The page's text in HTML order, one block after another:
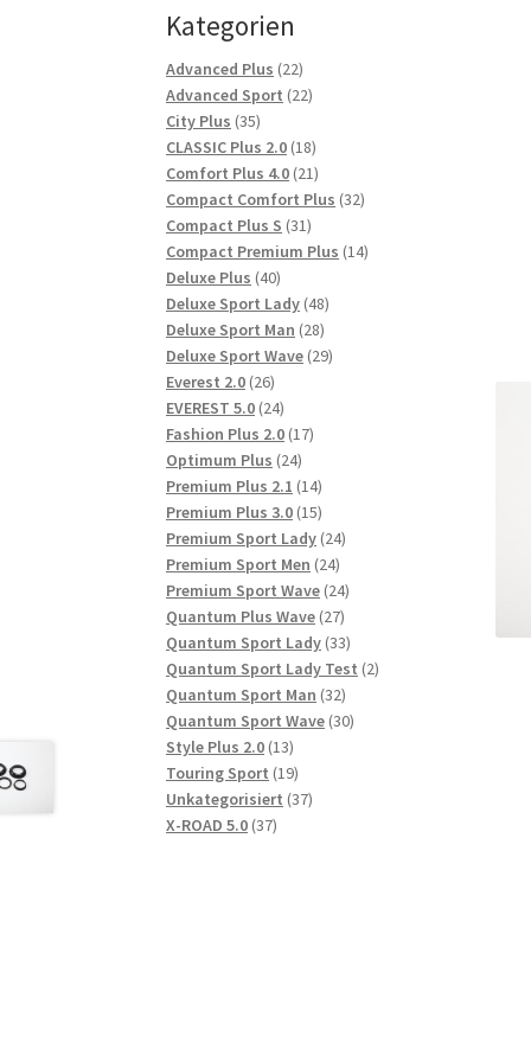
Kategorien
Advanced Plus 2222
Produkte
Advanced Sport 2222
City Plus 3535
Produkte
CLASSIC Plus 2.0 1818
Produkte
Comfort Plus 4.0 2121
Produkte
Compact Comfort Plus 3232
Compact Plus S 3131
Produkte
Compact Premium Plus 1414
Deluxe Plus 4040
Produkte
Deluxe Sport Lady 4848
Deluxe Sport Man 2828
Produkte
Deluxe Sport Wave 2929
Everest 2.0 2626
Produkte
EVEREST 5.0 2424
Produkte
Fashion Plus 2.0 1717
Optimum Plus 2424
Produkte
Premium Plus 2.1 1414
Produkte
Premium Plus 3.0 1515
Produkte
Premium Sport Lady 2424
Premium Sport Men 2424
Produkte
Premium Sport Wave 2424
Quantum Plus Wave 2727
Produkte
Quantum Sport Lady 3333
Produkte
Quantum Sport Lady Test 22
Quantum Sport Man 3232
Produkte
Quantum Sport Wave 3030
Style Plus 2.0 1313
Produkte
Touring Sport 1919
Produkte
Unkategorisiert 3737
X-ROAD 5.0 3737